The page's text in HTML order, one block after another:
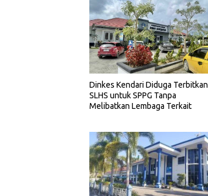
Dinkes Kendari Diduga Terbitkan
SLHS untuk SPPG Tanpa
Melibatkan Lembaga Terkait